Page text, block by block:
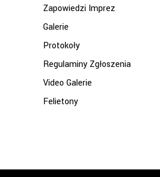
Zapowiedzi Imprez
Galerie
Protokoły
Regulaminy Zgłoszenia
Video Galerie
Felietony